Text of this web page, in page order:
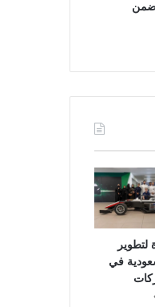
ضمن
لتطوير
في